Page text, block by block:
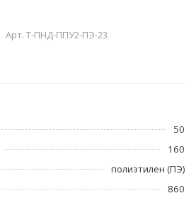
Арт. T-ПНД-ППУ2-ПЭ-23
50
160
полиэтилен (ПЭ)
860